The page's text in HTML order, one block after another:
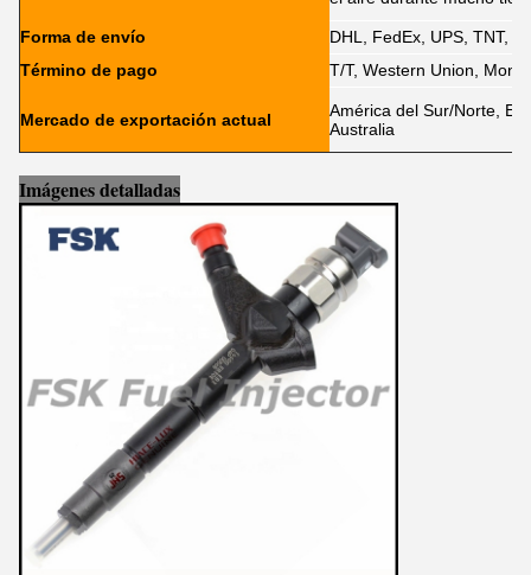
Forma de envío
DHL, FedEx, UPS, TNT,
Término de pago
T/T, Western Union,
Mercado de exportación actual
América del Sur/Norte,
Australia
Imágenes detalladas